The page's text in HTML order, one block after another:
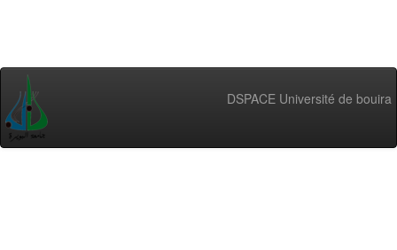
DSPACE Université de bouira